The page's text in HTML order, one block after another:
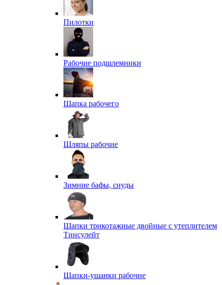
Пилотки
Рабочие подшлемники
Шапка рабочего
Шляпы рабочие
Зимние бафы, снуды
Шапки трикотажные двойные с утеплителем
Тинсулейт
Шапки-ушанки рабочие